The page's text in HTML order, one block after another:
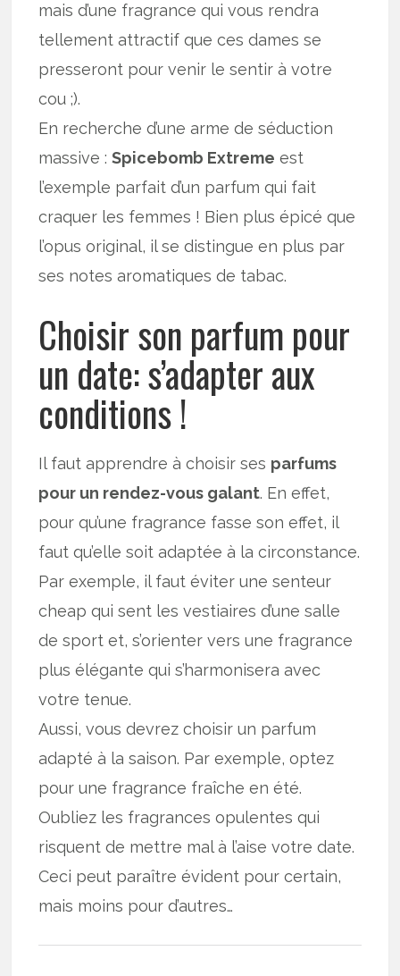
mais d’une fragrance qui vous rendra
tellement attractif que ces dames se
presseront pour venir le sentir à votre
cou ;).
En recherche d’une arme de séduction
massive :Spicebomb Extreme est
l’exemple parfait d’un parfum qui fait
craquer les femmes ! Bien plus épicé que
l’opus original, il se distingue en plus par
ses notes aromatiques de tabac.
Choisir son parfum pour
un date: s’adapter aux
conditions !
Il faut apprendre à choisir ses parfums
pour un rendez-vous galant. En effet,
pour qu’une fragrance fasse son effet, il
faut qu’elle soit adaptée à la circonstance.
Par exemple, il faut éviter une senteur
cheap qui sent les vestiaires d’une salle
de sport et, s’orienter vers une fragrance
plus élégante qui s’harmonisera avec
votre tenue.
Aussi, vous devrez choisir un parfum
adapté à la saison. Par exemple, optez
pour une fragrance fraîche en été.
Oubliez les fragrances opulentes qui
risquent de mettre mal à l’aise votre date.
Ceci peut paraître évident pour certain,
mais moins pour d’autres…